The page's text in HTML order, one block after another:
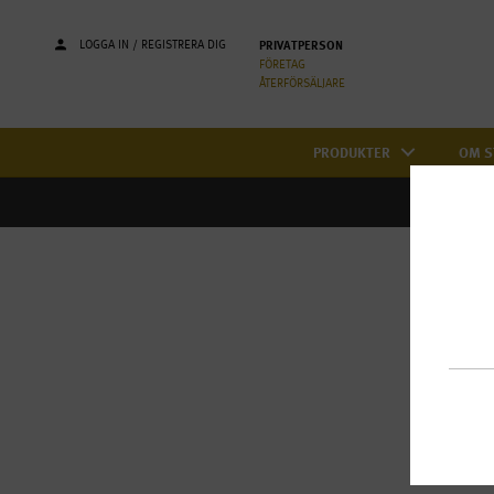
LOGGA IN / REGISTRERA DIG
PRIVATPERSON
FÖRETAG
ÅTERFÖRSÄLJARE
PRODUKTER OM